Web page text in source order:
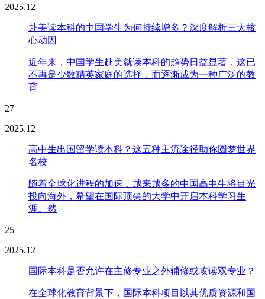
2025.12
赴美读本科的中国学生为何持续增多？深度解析三大核
心动因
近年来，中国学生赴美就读本科的趋势日益显著，这已
不再是少数精英家庭的选择，而逐渐成为一种广泛的教
育
27
2025.12
高中生出国留学读本科？这五种主流途径助你圆梦世界
名校
随着全球化进程的加速，越来越多的中国高中生将目光
投向海外，希望在国际顶尖的大学中开启本科学习生
涯。然
25
2025.12
国际本科是否允许在主修专业之外辅修或攻读双专业？
在全球化教育背景下，国际本科项目以其优质资源和国